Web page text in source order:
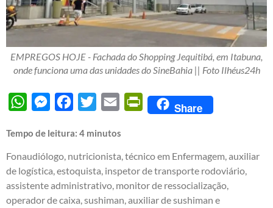
EMPREGOS HOJE - Fachada do Shopping Jequitibá, em Itabuna,
onde funciona uma das unidades do SineBahia || Foto Ilhéus24h
WhatsAppMessengerFacebook
Twitter Email PrintFriendly
Share
Tempo de leitura: 4 minutos
Fonaudiólogo, nutricionista, técnico em Enfermagem, auxiliar
de logística, estoquista, inspetor de transporte rodoviário,
assistente administrativo, monitor de ressocialização,
operador de caixa, sushiman, auxiliar de sushiman e